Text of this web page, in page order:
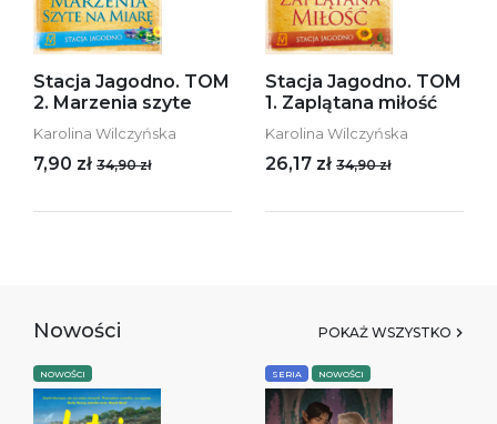
Stacja Jagodno. TOM
2. Marzenia szyte
Karolina Wilczyńska
7,90 zł 34,90 zł
Stacja Jagodno. TOM
1. Zaplątana miłość
Karolina Wilczyńska
26,17 zł 34,90 zł
Nowości POKAŻ WSZYSTKO
NOWOŚCI SERIA NOWOŚCI